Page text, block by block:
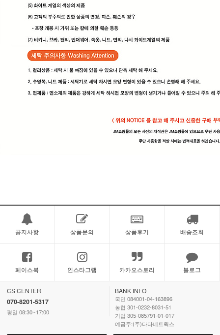
공지사항 상품문의 상품후기 배송조회
페이스북 인스타그램 카카오스토리 블로그
CS CENTER
070-8201-5317
평일 08:30~17:00
BANK INFO
국민 084001-04-163896
농협 301-0232-8031-51
기업 305-085791-01-017
예금주:(주)다다네트웍스